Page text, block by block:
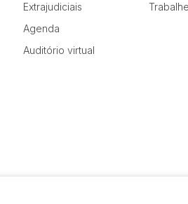
Extrajudiciais
Agenda
Auditório virtual